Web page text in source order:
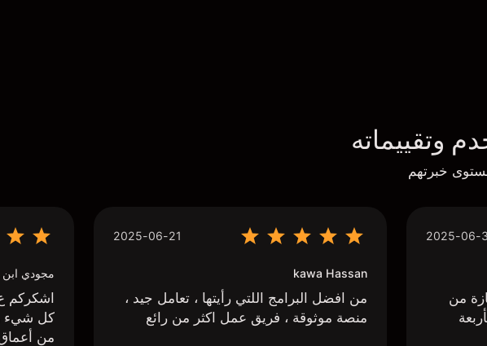
وتقييماته
خبرتهم
2025-06-
من
2025-06-21
kawa Hassan
من افضل البرامج اللتي رأيتها ، تعامل جيد ،
منصة موثوقة ، فريق عمل اكثر من رائع
مجودي ابن
اشكركم
كل شيء
من